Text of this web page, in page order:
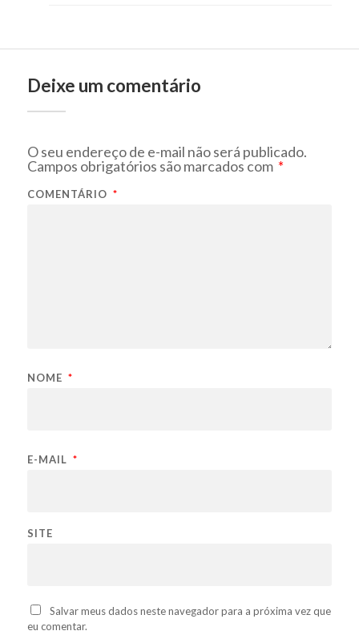
Deixe um comentário
O seu endereço de e-mail não será publicado.
Campos obrigatórios são marcados com *
COMENTÁRIO *
NOME *
E-MAIL *
SITE
Salvar meus dados neste navegador para a próxima vez que
eu comentar.